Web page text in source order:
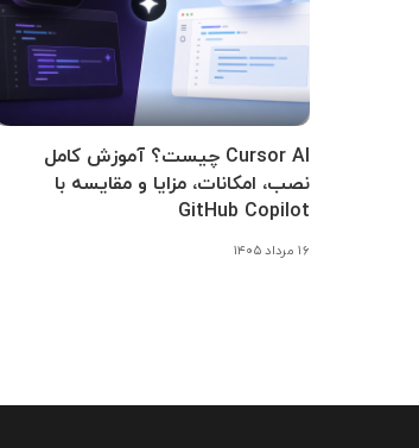
Cursor AI چیست؟ آموزش کامل
نصب، امکانات، مزایا و مقایسه با
GitHub Copilot
۱۶ مرداد ۱۴۰۵